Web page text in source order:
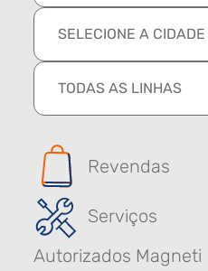
SELECIONE A CIDADE
TODAS AS LINHAS
Revendas
Serviços
Autorizados Magneti